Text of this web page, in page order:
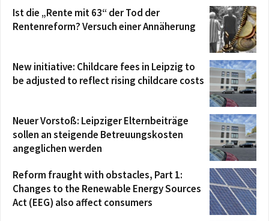
Ist die „Rente mit 63“ der Tod der
Rentenreform? Versuch einer Annäherung
New initiative: Childcare fees in Leipzig to
be adjusted to reflect rising childcare costs
Neuer Vorstoß: Leipziger Elternbeiträge
sollen an steigende Betreuungskosten
angeglichen werden
Reform fraught with obstacles, Part 1:
Changes to the Renewable Energy Sources
Act (EEG) also affect consumers